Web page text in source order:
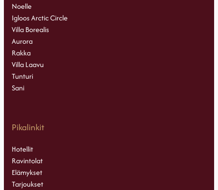
Noelle
Igloos Arctic Circle
Villa Borealis
Aurora
Rakka
Villa Laavu
Tunturi
Sani
Pikalinkit
Hotellit
Ravintolat
Elämykset
Tarjoukset